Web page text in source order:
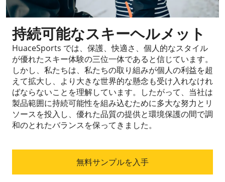
持続可能なスキーヘルメット
HuaceSports では、保護、快適さ、個人的なスタイル
が優れたスキー体験の三位一体であると信じています。
しかし、私たちは、私たちの取り組みが個人の利益を超
えて拡大し、より大きな世界的な懸念も受け入れなけれ
ばならないことを理解しています。したがって、当社は
製品範囲に持続可能性を組み込むために多大な努力とリ
ソースを投入し、優れた品質の提供と環境保護の間で調
和のとれたバランスを保ってきました。
無料サンプルを入手